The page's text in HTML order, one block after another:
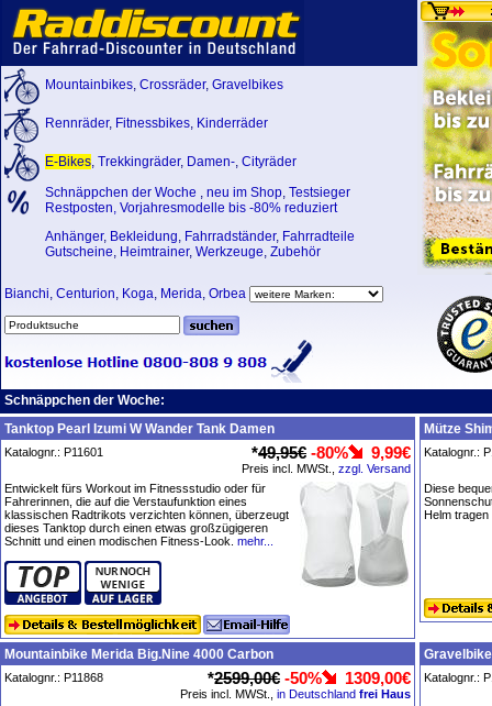
Mountainbikes, Crossräder, Gravelbikes
Rennräder, Fitnessbikes, Kinderräder
E-Bikes, Trekkingräder, Damen-, Cityräder
Schnäppchen der Woche , neu im Shop, Testsieger
Restposten, Vorjahresmodelle bis -80% reduziert
Anhänger, Bekleidung, Fahrradständer, Fahrradteile
Gutscheine, Heimtrainer, Werkzeuge, Zubehör
Bianchi, Centurion, Koga, Merida, Orbea
Schnäppchen der Woche:
Tanktop Pearl Izumi W Wander Tank Damen
Katalognr.: P11601 *49,95€ -80% 9,99€
Preis incl. MWSt., zzgl. Versand
Entwickelt fürs Workout im Fitnessstudio oder für
Fahrerinnen, die auf die Verstaufunktion eines
klassischen Radtrikots verzichten können, überzeugt
dieses Tanktop durch einen etwas großzügigeren
Schnitt und einen modischen Fitness-Look. mehr...
Mütze
Katalognr.:
Diese
Helm tragen
Mountainbike Merida Big.Nine 4000 Carbon
Katalognr.: P11868 *2599,00€ -50% 1309,00€
Preis incl. MWSt., in Deutschland frei Haus
Katalognr.: